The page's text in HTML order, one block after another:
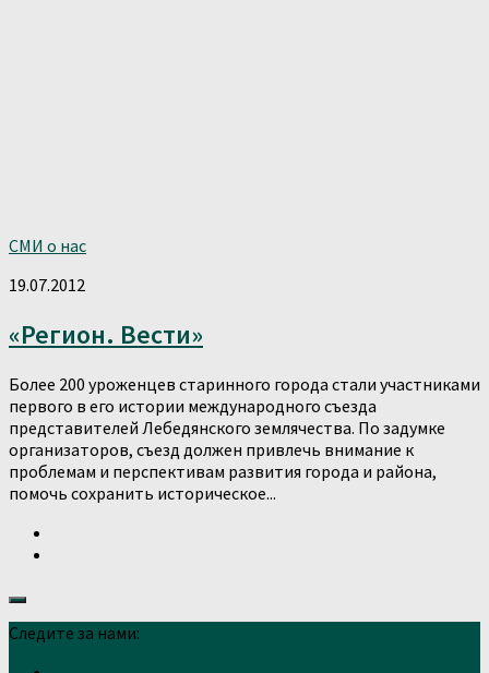
СМИ о нас
19.07.2012
«Регион. Вести»
Более 200 уроженцев старинного города стали участниками
первого в его истории международного съезда
представителей Лебедянского землячества. По задумке
организаторов, съезд должен привлечь внимание к
проблемам и перспективам развития города и района,
помочь сохранить историческое...
Следите за нами: